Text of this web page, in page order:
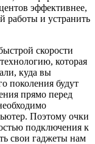
эффективнее,
работы и устранить
скорости
которая
куда вы
поколения будут
прямо перед
Поэтому очки
подключения к
свои гаджеты нам